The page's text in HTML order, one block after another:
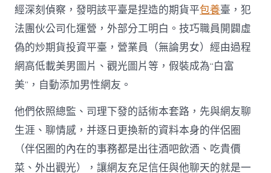
經深刻偵察，發明該平臺是捏造的期貨平包養臺，犯
法團伙公司化運營，外部分工明白。技巧職員開闢虛
偽的炒期貨投資平臺，營業員（無論男女）經由過程
網高低載美男圖片、觀光圖片等，假裝成為“白富
美”，自動添加男性網友。
他們依照總監、司理下發的話術本套路，先與網友聊
生涯、聊情感，并逐日更換新的資料本身的伴侶圈
（伴侶圈的內在的事務都是出往酒吧飲酒、吃貴價
菜、外出觀光），讓網友充足信任與他聊天的就是一